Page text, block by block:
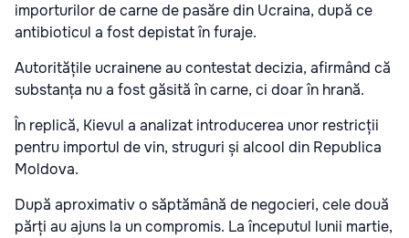
importurilor de carne de pasăre din Ucraina, după ce
antibioticul a fost depistat în furaje.
Autoritățile ucrainene au contestat decizia, afirmând că
substanța nu a fost găsită în carne, ci doar în hrană.
În replică, Kievul a analizat introducerea unor restricții
pentru importul de vin, struguri și alcool din Republica
Moldova.
După aproximativ o săptămână de negocieri, cele două
părți au ajuns la un compromis. La începutul lunii martie,